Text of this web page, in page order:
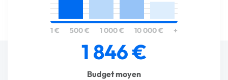
1 € 500 € 1 000 € 10 000 € +
1 846 €
Budget moyen